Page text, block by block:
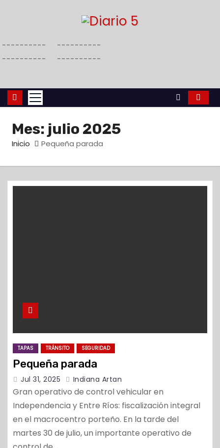
t
a
a
----------
----------
----------
----------
Mes: julio 2025
Inicio Pequeña parada
TAPAS TRÁNSITO SEGURIDAD
Pequeña parada
Jul 31, 2025 Indiana Artan
Gran operativo de control vehicular en
Independencia y Entre Ríos: fiscalización integral
en el macrocentro porteño. En la tarde del
martes 30 de julio, un importante operativo de